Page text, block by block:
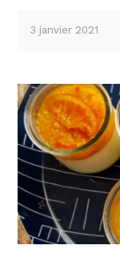
3 janvier 2021